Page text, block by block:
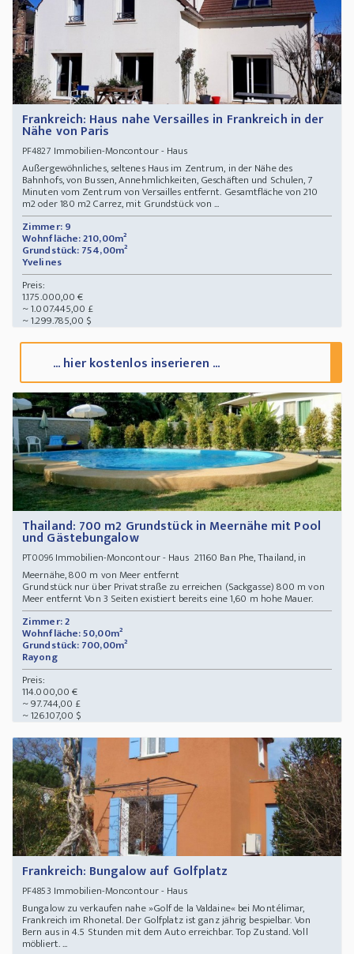
Frankreich: Haus nahe Versailles in Frankreich in der
Nähe von Paris
PF4827 Immobilien-Moncontour - Haus
Außergewöhnliches, seltenes Haus im Zentrum, in der Nähe des
Bahnhofs, von Bussen, Annehmlichkeiten, Geschäften und Schulen, 7
Minuten vom Zentrum von Versailles entfernt. Gesamtfläche von 210
m2 oder 180 m2 Carrez, mit Grundstück von ...
Zimmer: 9
Wohnfläche: 210,00m²
Grundstück: 754,00m²
Yvelines
Preis:
1.175.000,00 €
~ 1.007.445,00 £
~ 1.299.785,00 $
... hier kostenlos inserieren ...
Thailand: 700 m2 Grundstück in Meernähe mit Pool
und Gästebungalow
PT0096Immobilien-Moncontour - Haus 21160 Ban Phe, Thailand, in
Meernähe, 800 m von Meer entfernt
Grundstück nur über Privatstraße zu erreichen (Sackgasse) 800 m von
Meer entfernt Von 3 Seiten existiert bereits eine 1,60 m hohe Mauer.
Zimmer: 2
Wohnfläche: 50,00m²
Grundstück: 700,00m²
Rayong
Preis:
114.000,00 €
~ 97.744,00 £
~ 126.107,00 $
Frankreich: Bungalow auf Golfplatz
PF4853 Immobilien-Moncontour - Haus
Bungalow zu verkaufen nahe »Golf de la Valdaine« bei Montélimar,
Frankreich im Rhonetal. Der Golfplatz ist ganz jährig bespielbar. Von
Bern aus in 4.5 Stunden mit dem Auto erreichbar. Top Zustand. Voll
möbliert. ...